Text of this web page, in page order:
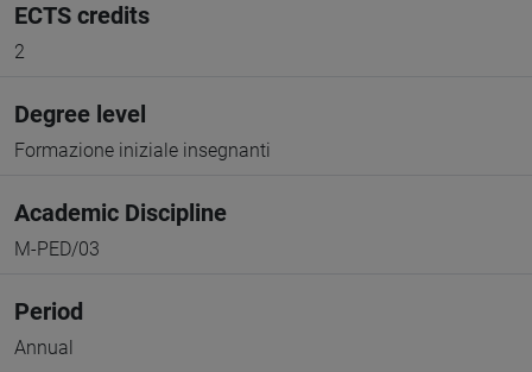
ECTS credits
2
Degree level
Formazione iniziale insegnanti
Academic Discipline
M-PED/03
Period
Annual